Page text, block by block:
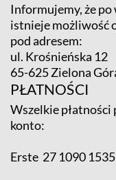
Informujemy, że
istnieje możliwość
pod adresem:
ul. Krośnieńska 12
65-625 Zielona
PŁATNOŚCI
Wszelkie płatności
konto:
Erste 27 1090